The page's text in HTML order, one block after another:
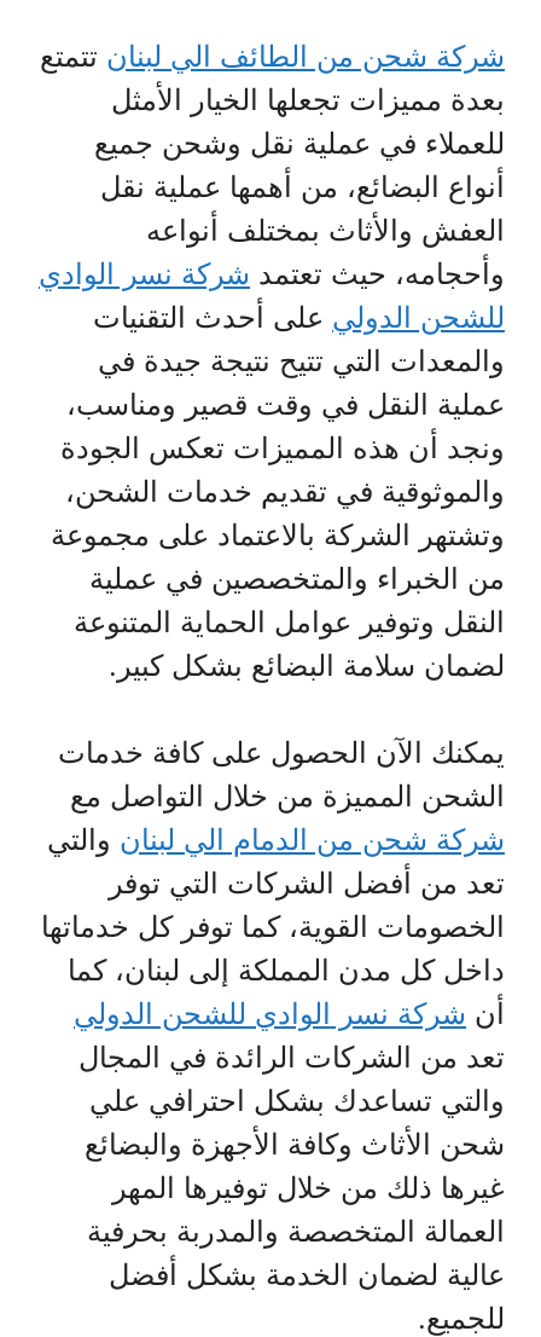
شركة شحن من الطائف الي لبنان تتمتع
بعدة مميزات تجعلها الخيار الأمثل
للعملاء في عملية نقل وشحن جميع
أنواع البضائع، من أهمها عملية نقل
العفش والأثاث بمختلف أنواعه
وأحجامه، حيث تعتمد شركة نسر الوادي
للشحن الدولي على أحدث التقنيات
والمعدات التي تتيح نتيجة جيدة في
عملية النقل في وقت قصير ومناسب،
ونجد أن هذه المميزات تعكس الجودة
والموثوقية في تقديم خدمات الشحن،
وتشتهر الشركة بالاعتماد على مجموعة
من الخبراء والمتخصصين في عملية
النقل وتوفير عوامل الحماية المتنوعة
لضمان سلامة البضائع بشكل كبير.
يمكنك الآن الحصول على كافة خدمات
الشحن المميزة من خلال التواصل مع
شركة شحن من الدمام الي لبنان والتي
تعد من أفضل الشركات التي توفر
الخصومات القوية، كما توفر كل خدماتها
داخل كل مدن المملكة إلى لبنان، كما
أن شركة نسر الوادي للشحن الدولي
تعد من الشركات الرائدة في المجال
والتي تساعدك بشكل احترافي علي
شحن الأثاث وكافة الأجهزة والبضائع
غيرها ذلك من خلال توفيرها المهر
العمالة المتخصصة والمدربة بحرفية
عالية لضمان الخدمة بشكل أفضل
للجميع.